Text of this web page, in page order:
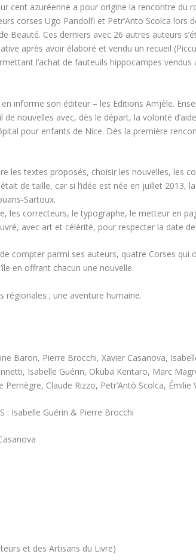
cent azuréenne a pour origine la rencontre du
corses Ugo Pandolfi et Petr’Anto Scolca lors
Beauté. Ces derniers avec 26 autres auteurs
après avoir élaboré et vendu un recueil
l’achat de fauteuils hippocampes vendus
informe son éditeur – les Editions Amjèle.
de nouvelles avec, dès le départ, la volonté
pour enfants de Nice. Dès la première
les textes proposés, choisir les nouvelles, les
de taille, car si l’idée est née en juillet 2013,
Sartoux.
les correcteurs, le typographe, le metteur en
avec art et célérité, pour respecter la date
de compter parmi ses auteurs, quatre Corses qui
en offrant chacun une nouvelle.
régionales ; une aventure humaine.
Baron, Pierre Brocchi, Xavier Casanova,
Isabelle Guérin, Okuba Kentaro, Marc
Claude Rizzo, Petr’Antò Scolca, Émilie
: Isabelle Guérin & Pierre Brocchi
et des Artisans du Livre)